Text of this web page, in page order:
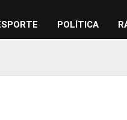
POLÍTICA